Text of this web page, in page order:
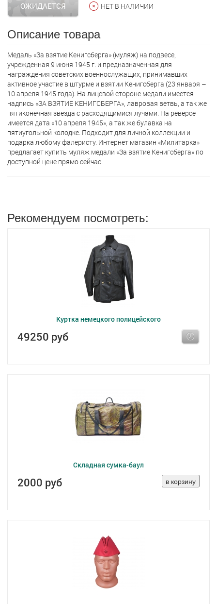
ОЖИДАЕТСЯ НЕТ В НАЛИЧИИ
Описание товара
Медаль «За взятие Кенигсберга» (муляж) на подвесе,
учрежденная 9 июня 1945 г. и предназначенная для
награждения советских военнослужащих, принимавших
активное участие в штурме и взятии Кенигсберга (23 января –
10 апреля 1945 года). На лицевой стороне медали имеется
надпись «ЗА ВЗЯТИЕ КЕНИГСБЕРГА», лавровая ветвь, а так же
пятиконечная звезда с расходящимися лучами. На реверсе
имеется дата «10 апреля 1945», а так же булавка на
пятиугольной колодке. Подходит для личной коллекции и
подарка любому фалеристу. Интернет магазин «Милитарка»
предлагает кyпить муляж медали «За взятие Кенигсберга» по
доступной цене прямо сейчас.
Рекомендуем посмотреть:
Куртка немецкого полицейского
49250 руб
Складная сумка-баул
2000 руб